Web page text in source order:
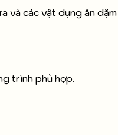
và các vật dụng ăn
trình phù hợp.